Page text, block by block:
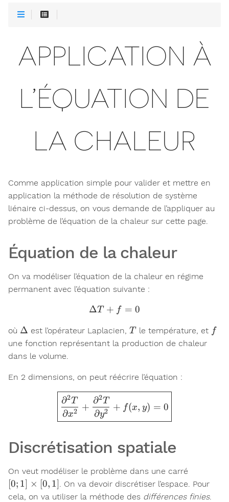
APPLICATION À
L’ÉQUATION DE
LA CHALEUR
Comme application simple pour valider et mettre en
application la méthode de résolution de système
liénaire ci-dessus, on vous demande de l’appliquer au
problème de l’équation de la chaleur sur cette page.
Équation de la chaleur
On va modéliser l’équation de la chaleur en régime
permanent avec l’équation suivante :
\Delta T + f = 0
ΔT + f = 0
où \Delta
Δ est l’opérateur Laplacien, T
T le température, et ff
une fonction représentant la production de chaleur
dans le volume.
En 2 dimensions, on peut réécrire l’équation :
∂x2
∂2T
+
∂y2
∂2T
+ f(x, y) = 0
Discrétisation spatiale
On veut modéliser le problème dans une carré
\times
[0,1]
[0; 1] × [0, 1]
. On va devoir discrétiser l’espace. Pour
cela, on va utiliser la méthode des différences finies.